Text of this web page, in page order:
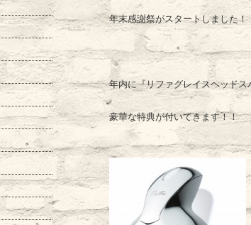
年末感謝祭がスタートしました！
年内に『リファグレイスヘッド
豪華な特典が付いてきます！！